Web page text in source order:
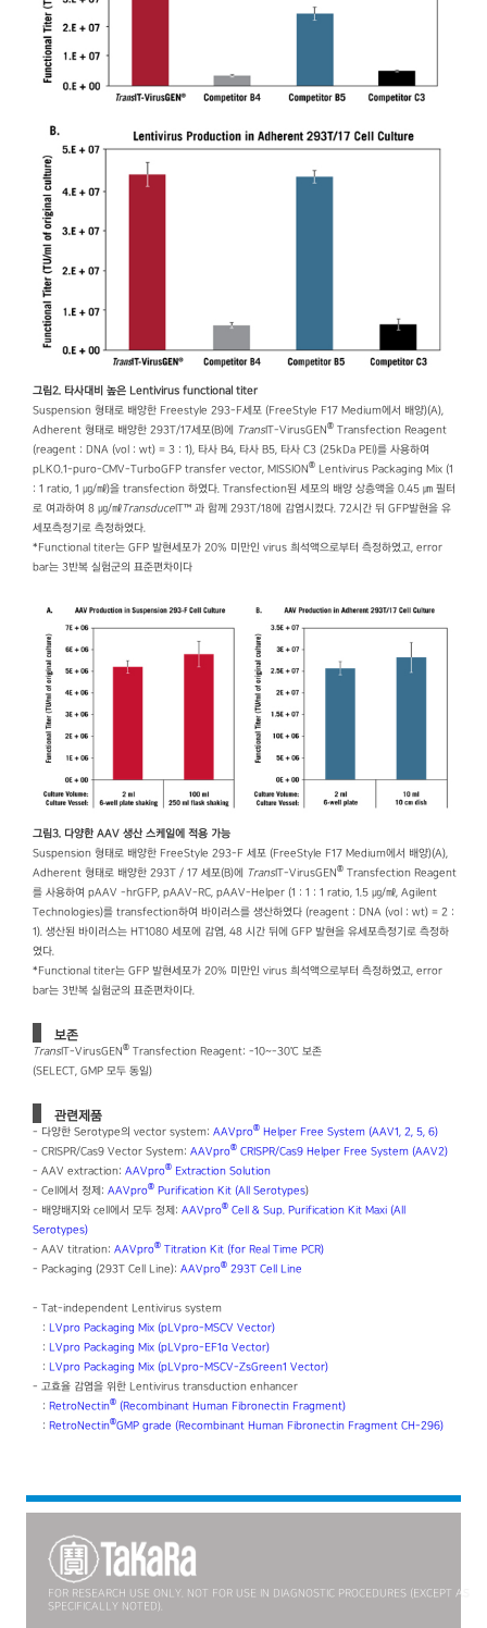
그림2. 타사대비 높은 Lentivirus functional titer
Suspension 형태로 배양한 Freestyle 293-F세포 (FreeStyle F17 Medium에서 배양)(A),
Adherent 형태로 배양한 293T/17세포(B)에
TransIT-VirusGEN® Transfection Reagent
(reagent : DNA (vol : wt) = 3 : 1), 타사 B4, 타사 B5, 타사 C3 (25kDa PEI)를 사용하여
pLKO.1-puro-CMV-TurboGFP transfer vector, MISSION® Lentivirus Packaging Mix (1
: 1 ratio, 1 ㎍/㎖)을 transfection 하였다. Transfection된 세포의 배양 상층액을 0.45 ㎛ 필터
로 여과하여 8 ㎍/㎖TransduceIT™ 과 함께 293T/18에 감염시켰다. 72시간 뒤 GFP발현을 유
세포측정기로 측정하였다.
*Functional titer는 GFP 발현세포가 20% 미만인 virus 희석액으로부터 측정하였고, error
bar는 3반복 실험군의 표준편차이다
그림3. 다양한 AAV 생산 스케일에 적용 가능
Suspension 형태로 배양한 FreeStyle 293-F 세포 (FreeStyle F17 Medium에서 배양)(A),
Adherent 형태로 배양한 293T / 17 세포(B)에
TransIT-VirusGEN® Transfection Reagent
를 사용하여 pAAV -hrGFP, pAAV-RC, pAAV-Helper (1 : 1 : 1 ratio, 1.5 ㎍/㎖, Agilent
Technologies)를 transfection하여 바이러스를 생산하였다 (reagent : DNA (vol : wt) = 2 :
1). 생산된 바이러스는 HT1080 세포에 감염, 48 시간 뒤에 GFP 발현을 유세포측정기로 측정하
였다.
*Functional titer는 GFP 발현세포가 20% 미만인 virus 희석액으로부터 측정하였고, error
bar는 3반복 실험군의 표준편차이다.
보존
TransIT-VirusGEN® Transfection Reagent: -10~-30℃ 보존
(SELECT, GMP 모두 동일)
관련제품
- 다양한 Serotype의 vector system: AAVpro® Helper Free System (AAV1, 2, 5, 6)
- CRISPR/Cas9 Vector System: AAVpro® CRISPR/Cas9 Helper Free System (AAV2)
- AAV extraction: AAVpro® Extraction Solution
- Cell에서 정제: AAVpro® Purification Kit (All Serotypes)
- 배양배지와 cell에서 모두 정제: AAVpro® Cell & Sup. Purification Kit Maxi (All
Serotypes)
- AAV titration: AAVpro® Titration Kit (for Real Time PCR)
- Packaging (293T Cell Line): AAVpro® 293T Cell Line
- Tat-independent Lentivirus system
: LVpro Packaging Mix (pLVpro-MSCV Vector)
: LVpro Packaging Mix (pLVpro-EF1α Vector)
: LVpro Packaging Mix (pLVpro-MSCV-ZsGreen1 Vector)
- 고효율 감염을 위한 Lentivirus transduction enhancer
: RetroNectin® (Recombinant Human Fibronectin Fragment)
: RetroNectin®GMP grade (Recombinant Human Fibronectin Fragment CH-296)
FOR RESEARCH USE ONLY. NOT FOR USE IN DIAGNOSTIC PROCEDURES (EXCEPT AS
SPECIFICALLY NOTED).